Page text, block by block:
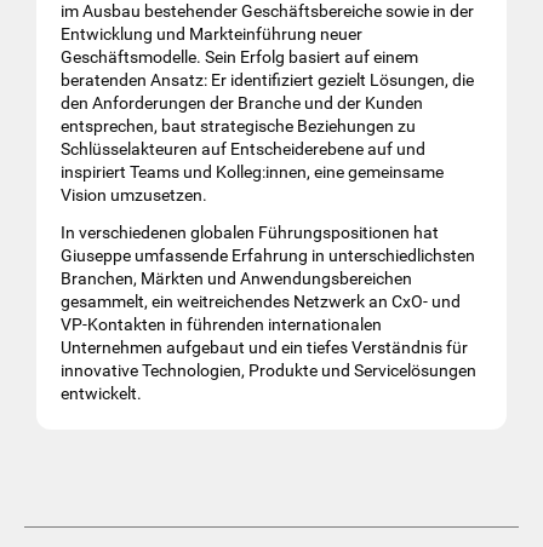
im Ausbau bestehender Geschäftsbereiche sowie in der
Entwicklung und Markteinführung neuer
Geschäftsmodelle. Sein Erfolg basiert auf einem
beratenden Ansatz: Er identifiziert gezielt Lösungen, die
den Anforderungen der Branche und der Kunden
entsprechen, baut strategische Beziehungen zu
Schlüsselakteuren auf Entscheiderebene auf und
inspiriert Teams und Kolleg:innen, eine gemeinsame
Vision umzusetzen.
In verschiedenen globalen Führungspositionen hat
Giuseppe umfassende Erfahrung in unterschiedlichsten
Branchen, Märkten und Anwendungsbereichen
gesammelt, ein weitreichendes Netzwerk an CxO- und
VP-Kontakten in führenden internationalen
Unternehmen aufgebaut und ein tiefes Verständnis für
innovative Technologien, Produkte und Servicelösungen
entwickelt.